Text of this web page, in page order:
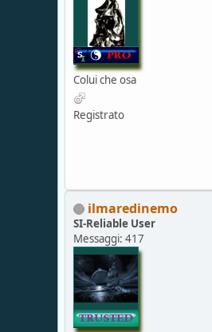
Colui che osa
Registrato
ilmaredinemo
SI-Reliable User
Messaggi: 417